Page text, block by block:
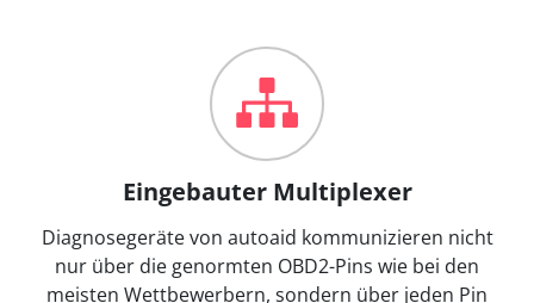
Eingebauter Multiplexer
Diagnosegeräte von autoaid kommunizieren nicht
nur über die genormten OBD2-Pins wie bei den
meisten Wettbewerbern, sondern über jeden Pin